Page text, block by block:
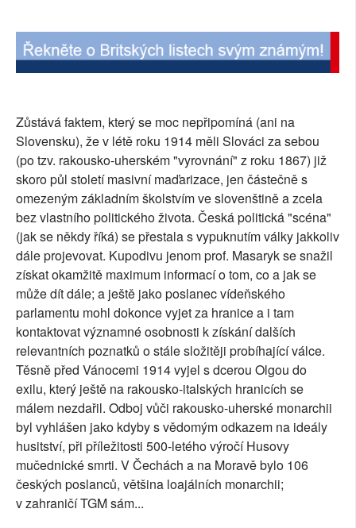
Zůstává faktem, který se moc nepřipomíná (ani na
Slovensku), že v létě roku 1914 měli Slováci za sebou
(po tzv. rakousko-uherském "vyrovnání" z roku 1867) již
skoro půl století masivní maďarizace, jen částečně s
omezeným základním školstvím ve slovenštině a zcela
bez vlastního politického života. Česká politická "scéna"
(jak se někdy říká) se přestala s vypuknutím války jakkoliv
dále projevovat. Kupodivu jenom prof. Masaryk se snažil
získat okamžitě maximum informací o tom, co a jak se
může dít dále; a ještě jako poslanec vídeňského
parlamentu mohl dokonce vyjet za hranice a i tam
kontaktovat významné osobnosti k získání dalších
relevantních poznatků o stále složitěji probíhající válce.
Těsně před Vánocemi 1914 vyjel s dcerou Olgou do
exilu, který ještě na rakousko-italských hranicích se
málem nezdařil. Odboj vůči rakousko-uherské monarchii
byl vyhlášen jako kdyby s vědomým odkazem na ideály
husitství, při příležitosti 500-letého výročí Husovy
mučednické smrti. V Čechách a na Moravě bylo 106
českých poslanců, většina loajálních monarchii;
v zahraničí TGM sám...